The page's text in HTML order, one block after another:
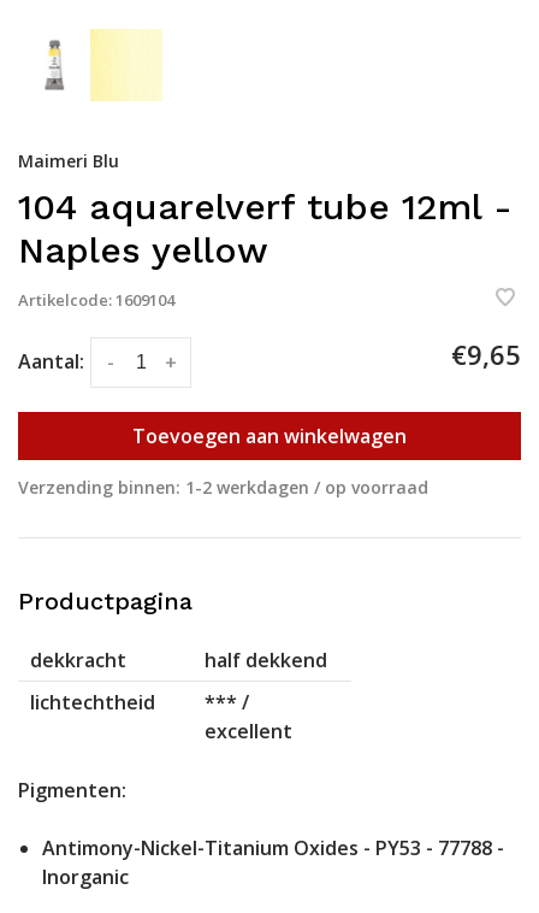
Maimeri Blu
104 aquarelverf tube 12ml -
Naples yellow
Artikelcode:1609104
Aantal: +
- €9,65
Toevoegen aan winkelwagen
Verzending binnen: 1-2 werkdagen / op voorraad
Productpagina
dekkracht
half dekkend
lichtechtheid
*** /
excellent
Pigmenten:
Antimony-Nickel-Titanium Oxides - PY53 - 77788 -
Inorganic